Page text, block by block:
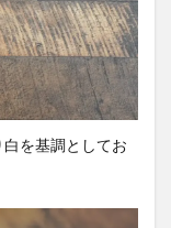
を基調としてお